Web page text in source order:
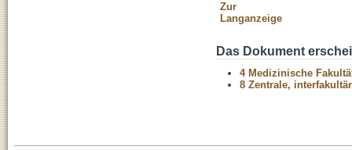
Zur
Langanzeige
Das Dokument
4 Medizinische
8 Zentrale,